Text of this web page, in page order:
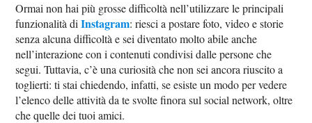
Ormai non hai più grosse difficoltà nell’utilizzare le principali
funzionalità diInstagram: riesci a postare foto, video e storie
senza alcuna difficoltà e sei diventato molto abile anche
nell’interazione con i contenuti condivisi dalle persone che
segui. Tuttavia, c’è una curiosità che non sei ancora riuscito a
toglierti: ti stai chiedendo, infatti, se esiste un modo per vedere
l’elenco delle attività da te svolte finora sul social network, oltre
che quelle dei tuoi amici.